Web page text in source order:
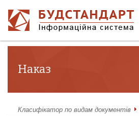
Наказ
Класифікатор по видам документів